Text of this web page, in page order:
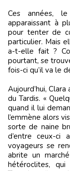
Ces années,
apparaissant à
pour tenter de
particulier. Mais
a-t-elle fait ?
pourtant, se
fois-ci qu’il va le
Aujourd’hui,
du Tardis. «
quand il lui
l’emmène alors
sorte de naine
d’entre ceux-ci
voyageurs se
abrite un
hétéroclites,